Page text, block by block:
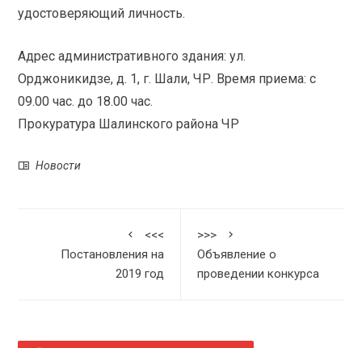
удостоверяющий личность.
Адрес административного здания: ул.
Орджоникидзе, д. 1, г. Шали, ЧР. Время приема: с
09.00 час. до 18.00 час.
Прокуратура Шалинского района ЧР
Новости
<<<
Постановления на
2019 год
>>>
Объявление о
проведении конкурса